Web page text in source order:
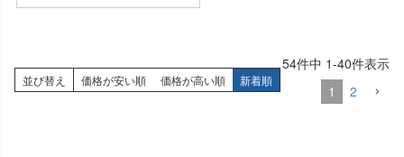
並び替え 価格が安い順 価格が高い順 新着順
54件中 1-40件表示
1
2